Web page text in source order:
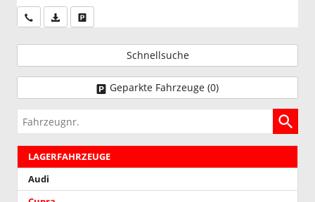
Wir rufen Sie anPDF-Datei, Fahrzeugexposé drucken
Schnellsuche
Geparkte Fahrzeuge (0)
Fahrzeugnr.
LAGERFAHRZEUGE
Audi